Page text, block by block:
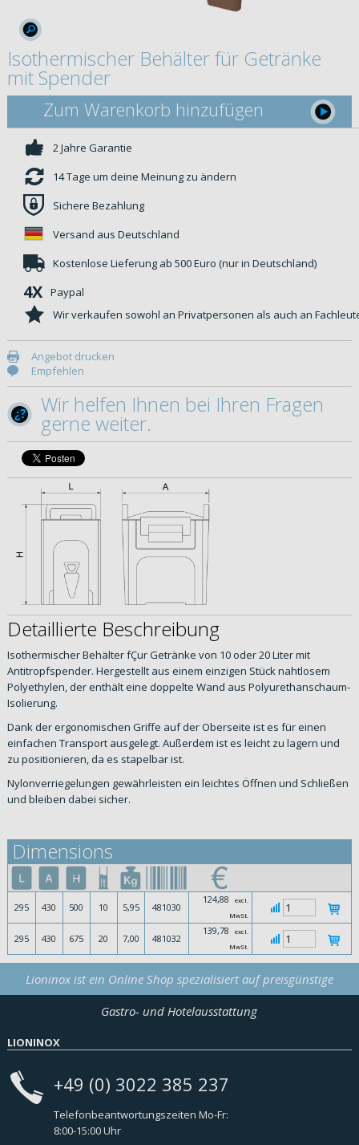
Isothermischer Behälter für Getränke
mit Spender
Zum Warenkorb hinzufügen
2 Jahre Garantie
14 Tage um deine Meinung zu ändern
Sichere Bezahlung
Versand aus Deutschland
Kostenlose Lieferung ab 500 Euro (nur in Deutschland)
4X Paypal
Wir verkaufen sowohl an Privatpersonen als auch an
Angebot drucken
Empfehlen
Wir helfen Ihnen bei Ihren Fragen
gerne weiter.
Detaillierte Beschreibung
Isothermischer Behälter fÇur Getränke von 10 oder 20 Liter mit
Antitropfspender. Hergestellt aus einem einzigen Stück nahtlosem
Polyethylen, der enthält eine doppelte Wand aus Polyurethanschaum-
Isolierung.
Dank der ergonomischen Griffe auf der Oberseite ist es für einen
einfachen Transport ausgelegt. Außerdem ist es leicht zu lagern und
zu positionieren, da es stapelbar ist.
Nylonverriegelungen gewährleisten ein leichtes Öffnen und Schließen
und bleiben dabei sicher.
Dimensions
295 430 500 10 5,95 481030
124,88
excl.
MwSt.
295 430 675 20 7,00 481032
139,78
excl.
MwSt.
Lioninox ist ein Online Shop spezialisiert auf preisgünstige
Gastro- und Hotelausstattung
LIONINOX
+49 (0) 3022 385 237
Telefonbeantwortungszeiten Mo-Fr:
8:00-15:00 Uhr